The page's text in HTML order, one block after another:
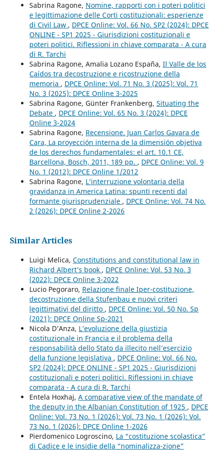
Sabrina Ragone, Nomine, rapporti con i poteri politici
e legittimazione delle Corti costituzionali: esperienze
di Civil Law , DPCE Online: Vol. 66 No. SP2 (2024): DPCE
ONLINE - SP1 2025 - Giurisdizioni costituzionali e
poteri politici. Riflessioni in chiave comparata - A cura
di R. Tarchi
Sabrina Ragone, Amalia Lozano España, Il Valle de los
Caídos tra decostruzione e ricostruzione della
memoria , DPCE Online: Vol. 71 No. 3 (2025): Vol. 71
No. 3 (2025): DPCE Online 3-2025
Sabrina Ragone, Günter Frankenberg, Situating the
Debate , DPCE Online: Vol. 65 No. 3 (2024): DPCE
Online 3-2024
Sabrina Ragone, Recensione. Juan Carlos Gavara de
Cara, La proyección interna de la dimensión objetiva
de los derechos fundamentales: el art. 10.1 CE,
Barcellona, Bosch, 2011, 189 pp. , DPCE Online: Vol. 9
No. 1 (2012): DPCE Online 1/2012
Sabrina Ragone, L’interruzione volontaria della
gravidanza in America Latina: spunti recenti dal
formante giurisprudenziale , DPCE Online: Vol. 74 No.
2 (2026): DPCE Online 2-2026
Similar Articles
Luigi Melica, Constitutions and constitutional law in
Richard Albert’s book , DPCE Online: Vol. 53 No. 3
(2022): DPCE Online 3-2022
Lucio Pegoraro, Relazione finale Iper-costituzione,
decostruzione della Stufenbau e nuovi criteri
legittimativi del diritto , DPCE Online: Vol. 50 No. Sp
(2021): DPCE Online Sp-2021
Nicola D’Anza, L’evoluzione della giustizia
costituzionale in Francia e il problema della
responsabilità dello Stato da illecito nell’esercizio
della funzione legislativa , DPCE Online: Vol. 66 No.
SP2 (2024): DPCE ONLINE - SP1 2025 - Giurisdizioni
costituzionali e poteri politici. Riflessioni in chiave
comparata - A cura di R. Tarchi
Entela Hoxhaj, A comparative view of the mandate of
the deputy in the Albanian Constitution of 1925 , DPCE
Online: Vol. 73 No. 1 (2026): Vol. 73 No. 1 (2026): Vol.
73 No. 1 (2026): DPCE Online 1-2026
Pierdomenico Logroscino, La “costituzione scolastica”
di Cadice e le insidie della “nominalizza-zione”